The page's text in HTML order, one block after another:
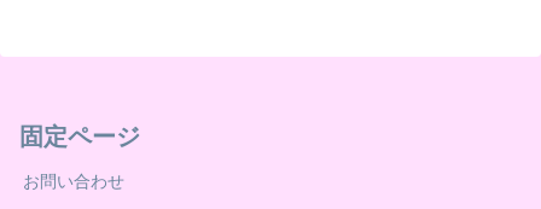
固定ページ
お問い合わせ